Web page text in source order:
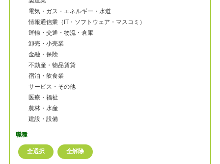
電気・ガス・エネルギー・水道
情報通信業（IT・ソフトウェア・マスコミ）
運輸・交通・物流・倉庫
卸売・小売業
金融・保険
不動産・物品賃貸
宿泊・飲食業
サービス・その他
医療・福祉
農林・水産
建設・設備
職種